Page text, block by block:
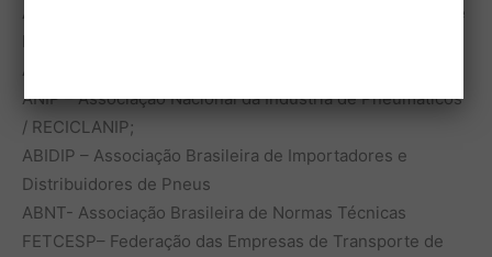
ABR – Associação Brasileira do Segmento de Reforma de
Apoios:
ANIP – Associação Nacional da Indústria de Pneumáticos
/ RECICLANIP;
ABIDIP – Associação Brasileira de Importadores e
Distribuidores de Pneus
ABNT- Associação Brasileira de Normas Técnicas
FETCESP– Federação das Empresas de Transporte de